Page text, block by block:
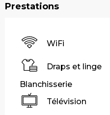
Prestations
WiFi
Draps et linge
Blanchisserie
Télévision